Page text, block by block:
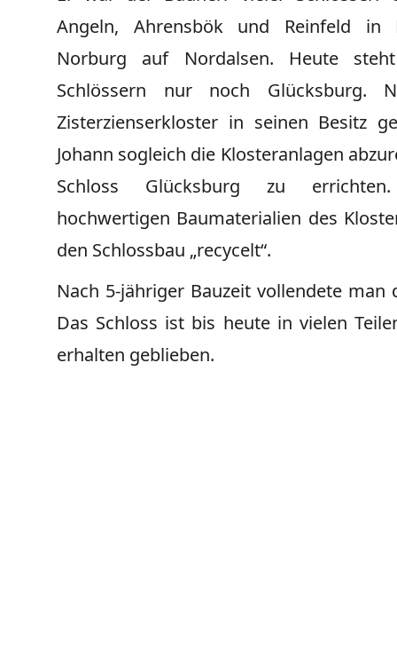
Angeln, Ahrensbök und Reinfeld in
Norburg auf Nordalsen. Heute
Schlössern nur noch Glücksburg.
Zisterzienserkloster in seinen Besitz
Johann sogleich die Klosteranlagen
Schloss Glücksburg zu
hochwertigen Baumaterialien des
den Schlossbau „recycelt“.
Nach 5-jähriger Bauzeit vollendete man
Das Schloss ist bis heute in vielen
erhalten geblieben.